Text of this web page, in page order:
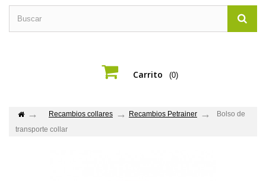
Carrito (0)
Recambios collares Recambios Petrainer
Bolso de
transporte collar